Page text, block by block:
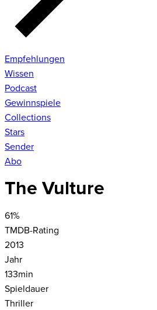
Empfehlungen
Wissen
Podcast
Gewinnspiele
Collections
Stars
Sender
Abo
The Vulture
61%
TMDB-Rating
2013
Jahr
133min
Spieldauer
Thriller